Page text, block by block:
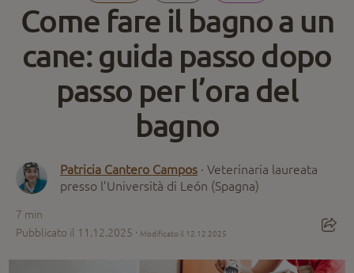
Come fare il bagno a un
cane: guida passo dopo
passo per l’ora del
bagno
Patricia Cantero Campos · Veterinaria laureata
presso l’Università di León (Spagna)
7 min
Pubblicato il 11.12.2025 · Modificato il 12.12.2025